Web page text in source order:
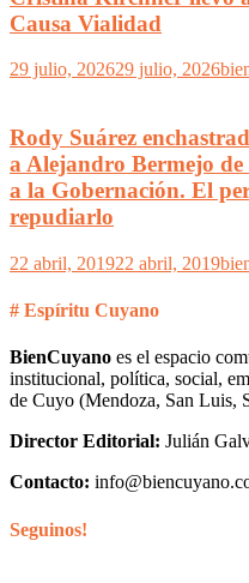
Causa Vialidad
29 julio, 202629 julio, 2026
Rody Suárez
a Alejandro Bermejo
a la Gobernación. El
repudiarlo
22 abril, 201922 abril, 2019
# Espíritu Cuyano
BienCuyano es el espacio
institucional, política, social,
de Cuyo (Mendoza, San Luis,
Director Editorial: Julián
Contacto:
Seguinos!